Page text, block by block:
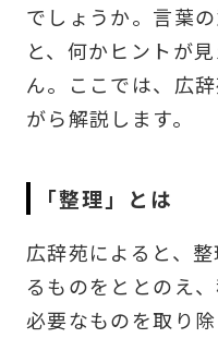
でしょうか。言葉
と、何かヒントが
ん。ここでは、広
がら解説します。
「整理」とは
広辞苑によると、
るものをととのえ
必要なものを取り